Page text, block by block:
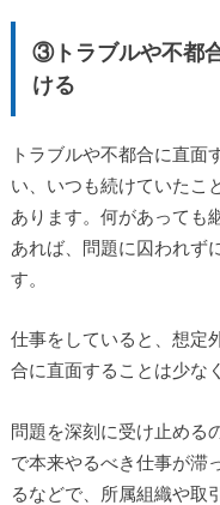
③トラブルや不都
ける
トラブルや不都合に直面
い、いつも続けていたこ
あります。何があっても
あれば、問題に囚われず
す。
仕事をしていると、想定
合に直面することは少な
問題を深刻に受け止める
で本来やるべき仕事が滞
るなどで、所属組織や取